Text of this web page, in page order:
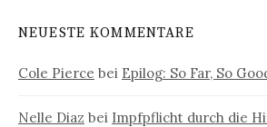
o
NEUESTE KOMMENTARE
Cole Pierce bei Epilog: So Far, So
Nelle Diaz bei Impfpflicht durch die